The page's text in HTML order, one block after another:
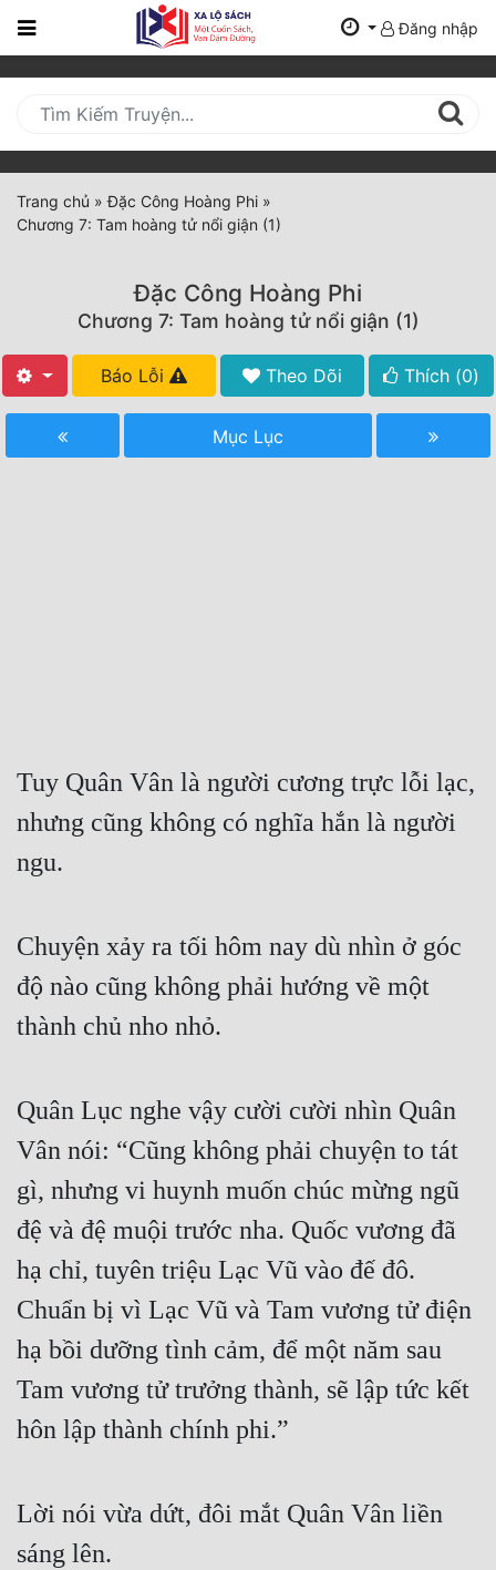
Trang
Mới
Cập
Nhật
(current)
Tất Cả
Hoàn Thành
Xa Lộ Dịch
Cung Đấu
Cổ Tiên Hiệp
Dã Sử
Dị Giới
Dị Năng
Gia Đấu
Góc Nhìn Nam
Góc Nhìn Nữ
Huyền Huyễn
Hệ Thống
Đăng nhập
Trang chủ »Đặc Công Hoàng Phi »
Chương 7: Tam hoàng tử nổi giận (1)
Đặc Công Hoàng Phi
Chương 7: Tam hoàng tử nổi giận (1)
Báo Lỗi Theo Dõi Thích (0)
Mục Lục
Tuy Quân Vân là người cương trực lỗi lạc,
nhưng cũng không có nghĩa hắn là người
ngu.
Chuyện xảy ra tối hôm nay dù nhìn ở góc
độ nào cũng không phải hướng về một
thành chủ nho nhỏ.
Quân Lục nghe vậy cười cười nhìn Quân
Vân nói: “Cũng không phải chuyện to tát
gì, nhưng vi huynh muốn chúc mừng ngũ
đệ và đệ muội trước nha. Quốc vương đã
hạ chỉ, tuyên triệu Lạc Vũ vào đế đô.
Chuẩn bị vì Lạc Vũ và Tam vương tử điện
hạ bồi dưỡng tình cảm, để một năm sau
Tam vương tử trưởng thành, sẽ lập tức kết
hôn lập thành chính phi.”
Lời nói vừa dứt, đôi mắt Quân Vân liền
sáng lên.